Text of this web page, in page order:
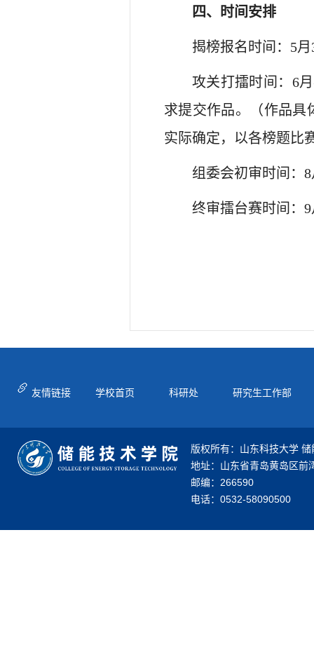
四、时间安排
揭榜报名时间：5
攻关打擂时间：6
求提交作品。（作品具
实际确定，以各榜题比
组委会初审时间：
终审擂台赛时间：
友情链接 学校首页 科研处 研究生工作部
版权所有：山东科技大学
地址：山东省青岛黄岛区前
邮编：266590
电话：0532-58090500